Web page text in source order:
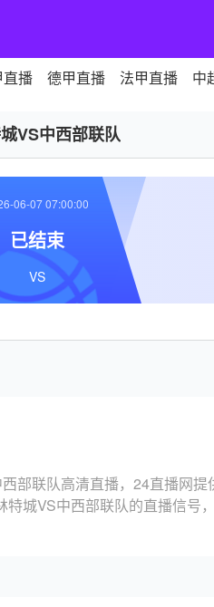
直播 德甲直播 法甲直播 中
VS中西部联队
06-07 07:00:00
已结束
VS
部联队高清直播，24直播网
城VS中西部联队的直播信号